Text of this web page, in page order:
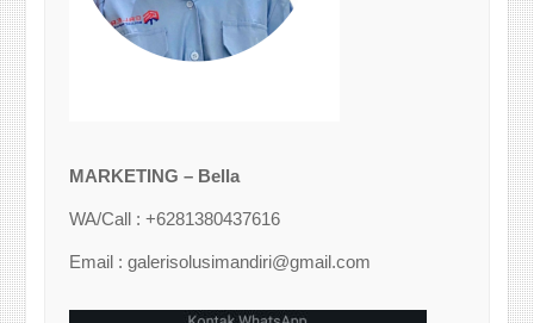
MARKETING – Bella
WA/Call : +6281380437616
Email : galerisolusimandiri@gmail.com